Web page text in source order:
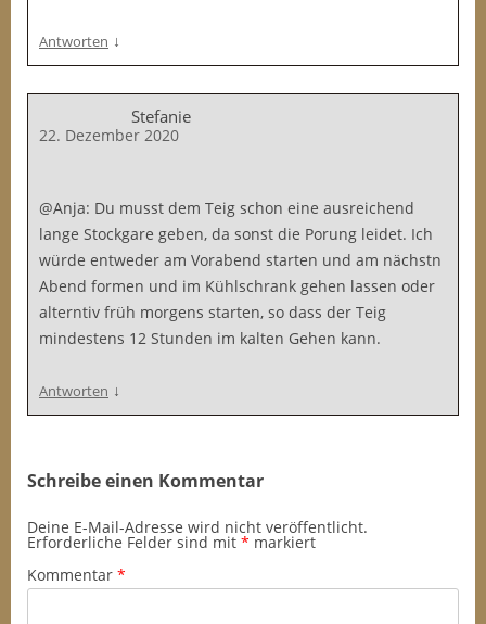
Antworten ↓
Stefanie
22. Dezember 2020
@Anja: Du musst dem Teig schon eine ausreichend
lange Stockgare geben, da sonst die Porung leidet. Ich
würde entweder am Vorabend starten und am nächstn
Abend formen und im Kühlschrank gehen lassen oder
alterntiv früh morgens starten, so dass der Teig
mindestens 12 Stunden im kalten Gehen kann.
Antworten ↓
Schreibe einen Kommentar
Deine E-Mail-Adresse wird nicht veröffentlicht.
Erforderliche Felder sind mit * markiert
Kommentar *